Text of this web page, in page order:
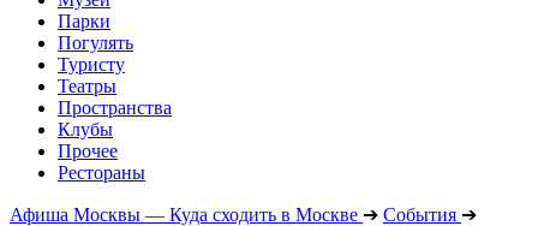
Парки
Погулять
Туристу
Театры
Пространства
Клубы
Прочее
Рестораны
Афиша Москвы — Куда сходить в Москве ➔ События ➔